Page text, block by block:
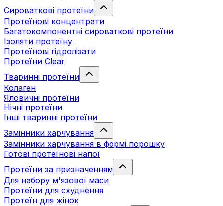
Сироваткові протеїни
Протеїнові концентрати
Багатокомпонентні сироваткові протеїни
Ізоляти протеїну
Протеїнові гідролізати
Протеїни Clear
Тваринні протеїни
Колаген
Яловичні протеїни
Нічні протеїни
Інші тваринні протеїни
Замінники харчування
Замінники харчування в формі порошку
Готові протеїнові напої
Протеїни за призначенням
Для набору м'язової маси
Протеїни для схуднення
Протеїн для жінок